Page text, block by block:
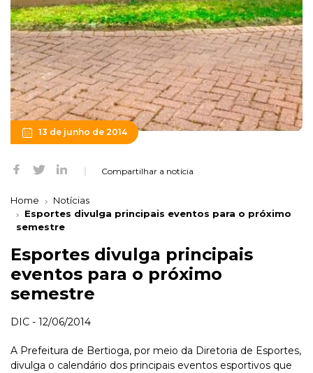
13 de junho de 2014
Compartilhar a notícia
Home
Notícias
Esportes divulga principais eventos para o próximo
semestre
Esportes divulga principais
eventos para o próximo
semestre
DIC - 12/06/2014
A Prefeitura de Bertioga, por meio da Diretoria de Esportes,
divulga o calendário dos principais eventos esportivos que